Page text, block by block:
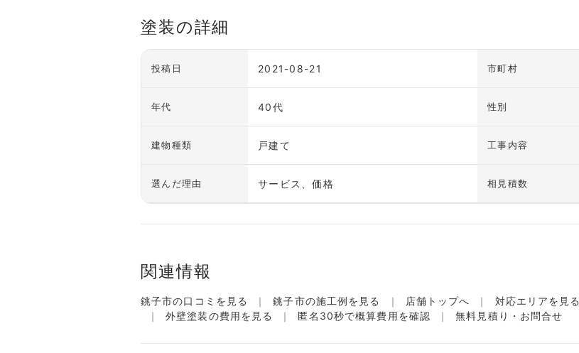
塗装の詳細
投稿日 2021-08-21 市町村
年代 40代 性別
建物種類 戸建て 工事内容
選んだ理由 サービス、価格 相見積数
関連情報
銚子市の口コミを見る 銚子市の施工例を見る 店舗トップへ 対応エリアを見る
外壁塗装の費用を見る
匿名30秒で概算費用を確認 無料見積り・お問合せ